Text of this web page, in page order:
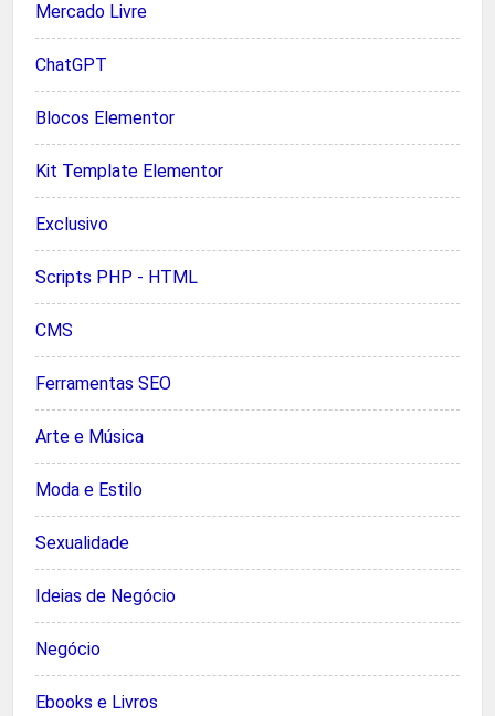
Mercado Livre
ChatGPT
Blocos Elementor
Kit Template Elementor
Exclusivo
Scripts PHP - HTML
CMS
Ferramentas SEO
Arte e Música
Moda e Estilo
Sexualidade
Ideias de Negócio
Negócio
Ebooks e Livros